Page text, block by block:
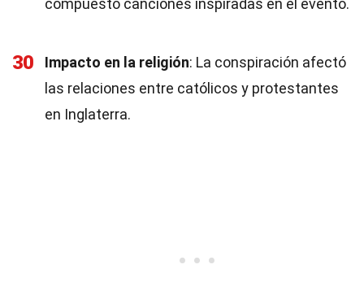
compuesto canciones inspiradas en el evento.
30 Impacto en la religión: La conspiración afectó
las relaciones entre católicos y protestantes
en Inglaterra.